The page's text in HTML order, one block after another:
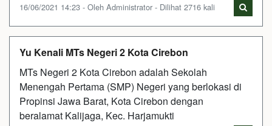
16/06/2021 14:23 - Oleh Administrator - Dilihat 2716 kali
Yu Kenali MTs Negeri 2 Kota Cirebon
MTs Negeri 2 Kota Cirebon adalah Sekolah
Menengah Pertama (SMP) Negeri yang berlokasi di
Propinsi Jawa Barat, Kota Cirebon dengan
beralamat Kalijaga, Kec. Harjamukti